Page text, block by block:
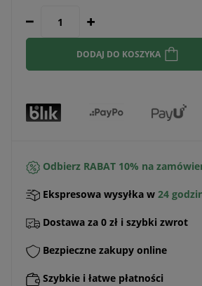
DODAJ DO KOSZYKA
Odbierz RABAT 10% na
Ekspresowa wysyłka w 24
Dostawa za 0 zł i szybki zwrot
Bezpieczne zakupy online
Szybkie i łatwe płatności